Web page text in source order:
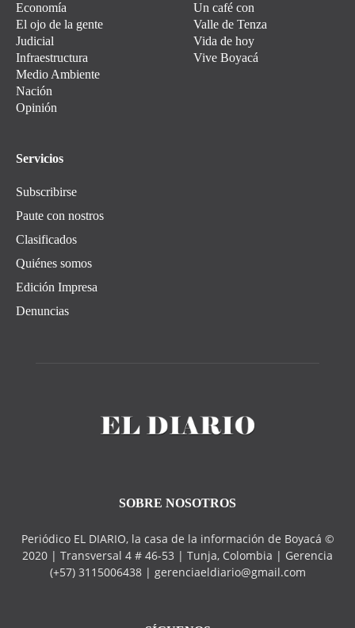
Economía
El ojo de la gente
Judicial
Infraestructura
Medio Ambiente
Nación
Opinión
Un café con
Valle de Tenza
Vida de hoy
Vive Boyacá
Servicios
Subscribirse
Paute con nostros
Clasificados
Quiénes somos
Edición Impresa
Denuncias
SOBRE NOSOTROS
Periódico EL DIARIO, la casa de la información de Boyacá ©
2020 | Transversal 4 # 46-53 | Tunja, Colombia | Gerencia
(+57) 3115006438 | gerenciaeldiario@gmail.com